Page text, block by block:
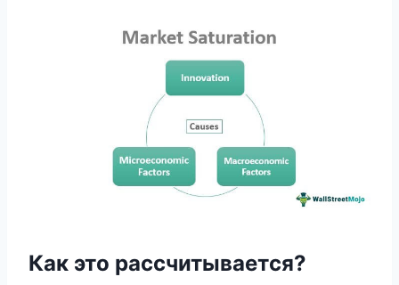
Как это рассчитывается?